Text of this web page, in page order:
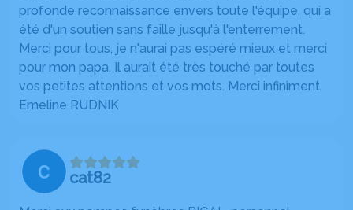
profonde reconnaissance envers toute l'équipe, qui a
été d'un soutien sans faille jusqu'à l'enterrement.
Merci pour tous, je n'aurai pas espéré mieux et merci
pour mon papa. Il aurait été très touché par toutes
vos petites attentions et vos mots. Merci infiniment,
Emeline RUDNIK
cat82